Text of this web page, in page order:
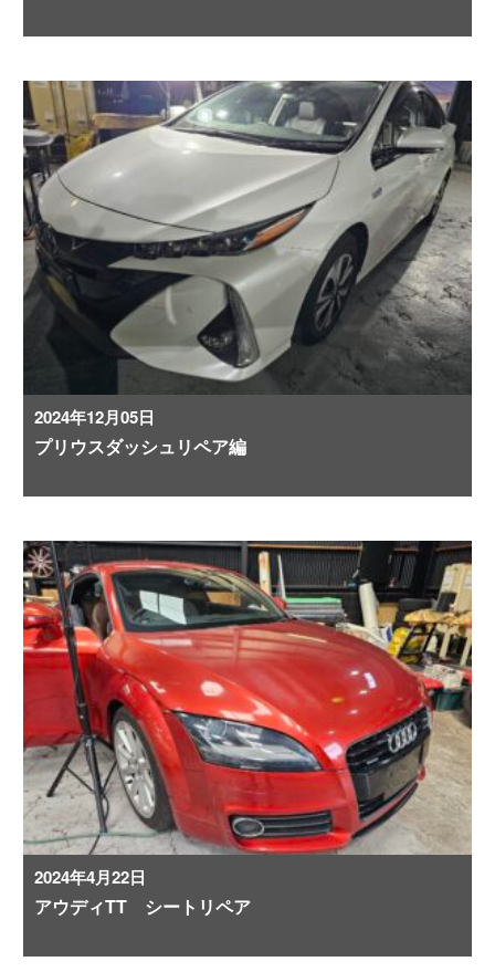
2024年12月05日
プリウスダッシュリペア編
2024年4月22日
アウディTT シートリペア